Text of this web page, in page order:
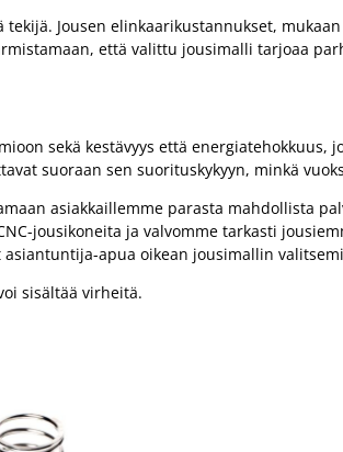
Jousen elinkaarikustannukset,
että valittu jousimalli tarjoaa
sekä kestävyys että
suoraan sen suorituskykyyn, minkä
asiakkaillemme parasta mahdollista
jousikoneita ja valvomme tarkasti
apua oikean jousimallin
sisältää virheitä.